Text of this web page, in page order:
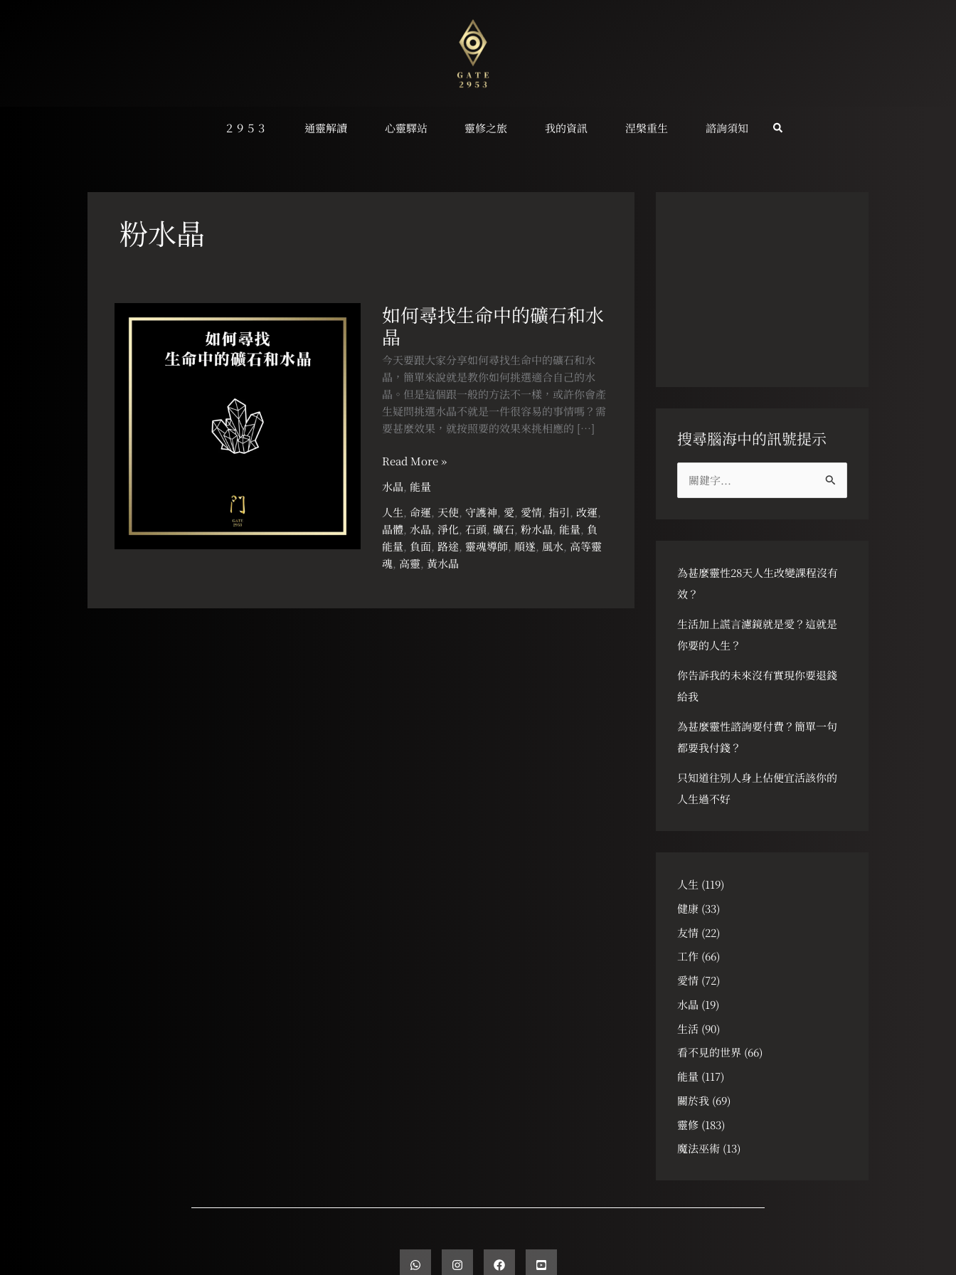
２９５３ 通靈解讀 心靈驛站 靈修之旅 我的資訊 涅槃重生 諮詢須知
粉水晶
如何尋找生命中的礦石和水
晶
今天要跟大家分享如何尋找生命中的礦石和水
晶，簡單來說就是教你如何挑選適合自己的水
晶。但是這個跟一般的方法不一樣，或許你會產
生疑問挑選水晶不就是一件很容易的事情嗎？需
要甚麼效果，就按照要的效果來挑相應的 […]
尋
找
生
命
中
的
礦
石
和
晶
Read More »
水晶, 能量
人生,命運, 天使,守護神, 愛, 愛情,指引, 改運,
晶體, 水晶, 淨化,石頭,礦石,粉水晶, 能量, 負
能量, 負面, 路途,靈魂導師, 順遂, 風水, 高等靈
魂, 高靈,黃水晶
搜尋腦海中的訊號提示
字
:
為甚麼靈性28天人生改變課程沒有
效？
生活加上謊言濾鏡就是愛？這就是
你要的人生？
你告訴我的未來沒有實現你要退錢
給我
為甚麼靈性諮詢要付費？簡單一句
都要我付錢？
只知道往別人身上佔便宜活該你的
人生過不好
人生 (119)
健康(33)
友情(22)
工作(66)
愛情(72)
水晶 (19)
生活(90)
看不見的世界(66)
能量 (117)
關於我(69)
靈修(183)
魔法巫術(13)